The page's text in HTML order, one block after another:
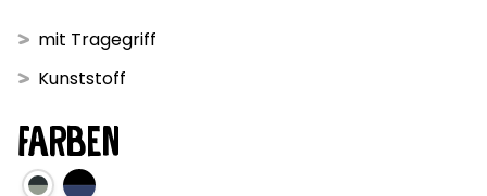
mit Tragegriff
Kunststoff
Die Farbauswahl kann mit Enter Taste oder
FARBEN